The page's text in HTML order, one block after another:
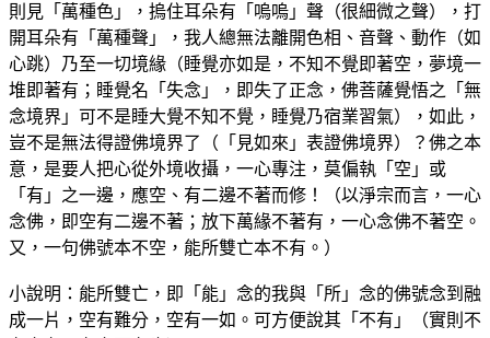
則見「萬種色」，摀住耳朵有「嗚嗚」聲（很細微之聲），打
開耳朵有「萬種聲」，我人總無法離開色相、音聲、動作（如
心跳）乃至一切境緣（睡覺亦如是，不知不覺即著空，夢境一
堆即著有；睡覺名「失念」，即失了正念，佛菩薩覺悟之「無
念境界」可不是睡大覺不知不覺，睡覺乃宿業習氣），如此，
豈不是無法得證佛境界了（「見如來」表證佛境界）？佛之本
意，是要人把心從外境收攝，一心專注，莫偏執「空」或
「有」之一邊，應空、有二邊不著而修！（以淨宗而言，一心
念佛，即空有二邊不著；放下萬緣不著有，一心念佛不著空。
又，一句佛號本不空，能所雙亡本不有。）
小說明：能所雙亡，即「能」念的我與「所」念的佛號念到融
成一片，空有難分，空有一如。可方便說其「不有」（實則不